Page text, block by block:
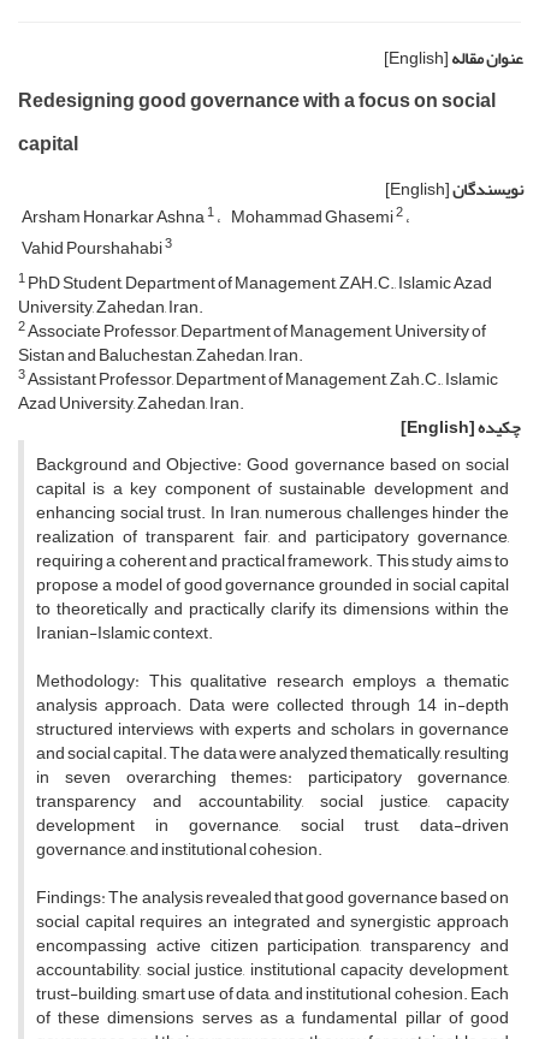
عنوان مقاله[English]
Redesigning good governance with a focus on social
capital
نویسندگان[English]
Arsham Honarkar Ashna1 Mohammad Ghasemi2
Vahid Pourshahabi3
1PhD Student, Department of Management, ZAH.C., Islamic Azad
University, Zahedan, Iran.
2Associate Professor, Department of Management, University of
Sistan and Baluchestan, Zahedan, Iran.
3Assistant Professor, Department of Management, Zah.C., Islamic
Azad University, Zahedan, Iran.
چکیده[English]
Background and Objective: Good governance based on social
capital is a key component of sustainable development and
enhancing social trust. In Iran, numerous challenges hinder the
realization of transparent, fair, and participatory governance,
requiring a coherent and practical framework. This study aims to
propose a model of good governance grounded in social capital
to theoretically and practically clarify its dimensions within the
Iranian-Islamic context.
Methodology: This qualitative research employs a thematic
analysis approach. Data were collected through 14 in-depth
structured interviews with experts and scholars in governance
and social capital. The data were analyzed thematically, resulting
in seven overarching themes: participatory governance,
transparency and accountability, social justice, capacity
development in governance, social trust, data-driven
governance, and institutional cohesion.
Findings: The analysis revealed that good governance based on
social capital requires an integrated and synergistic approach
encompassing active citizen participation, transparency and
accountability, social justice, institutional capacity development,
trust-building, smart use of data, and institutional cohesion. Each
of these dimensions serves as a fundamental pillar of good